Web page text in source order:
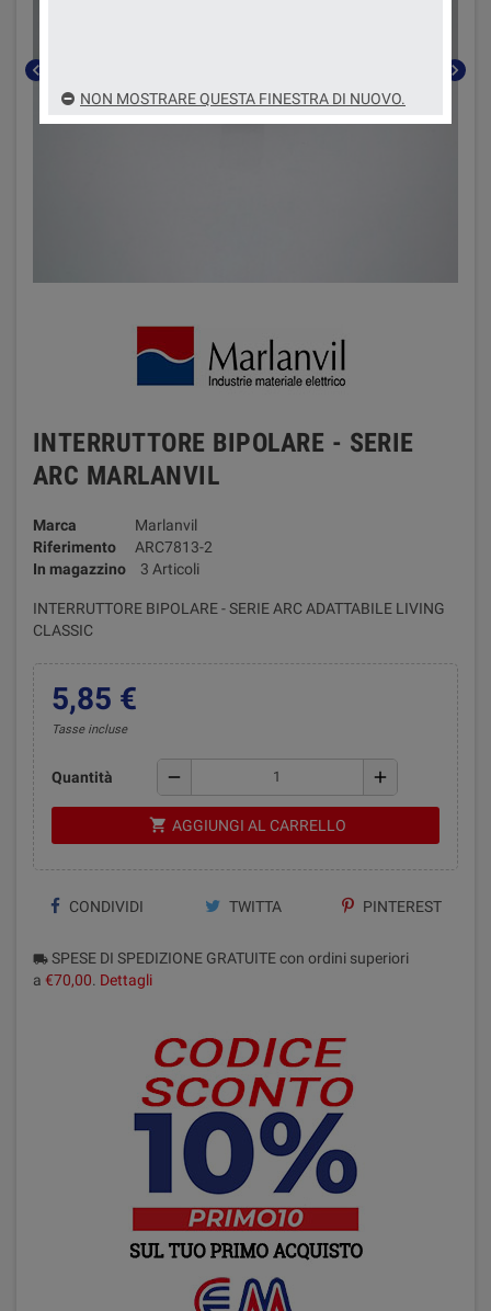
chevron_left chevron_right
INTERRUTTORE BIPOLARE - SERIE
ARC MARLANVIL
Marca
Marlanvil
Riferimento
ARC7813-2
In magazzino
3 Articoli
INTERRUTTORE BIPOLARE - SERIE ARC ADATTABILE LIVING
CLASSIC
5,85 €
Tasse incluse
Quantità remove add
shopping_cart AGGIUNGI AL CARRELLO
CONDIVIDI TWITTA PINTEREST
local_shipping SPESE DI SPEDIZIONE GRATUITE con ordini superiori
a €70,00. Dettagli
NON MOSTRARE QUESTA FINESTRA DI NUOVO.